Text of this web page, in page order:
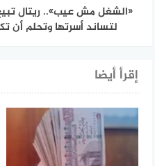
«الشغل مش عيب».. ريتال
لتساند أسرتها وتحلم أن
إقرأ أيضا